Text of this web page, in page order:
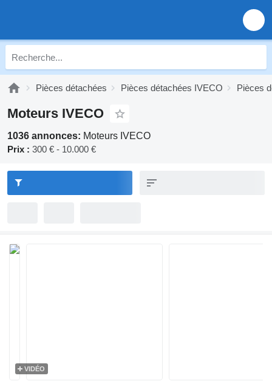
Pièces détachées Pièces détachées IVECO Pièces
Moteurs IVECO
1036 annonces: Moteurs IVECO
Prix : 300 € - 10.000 €
VIDÉO